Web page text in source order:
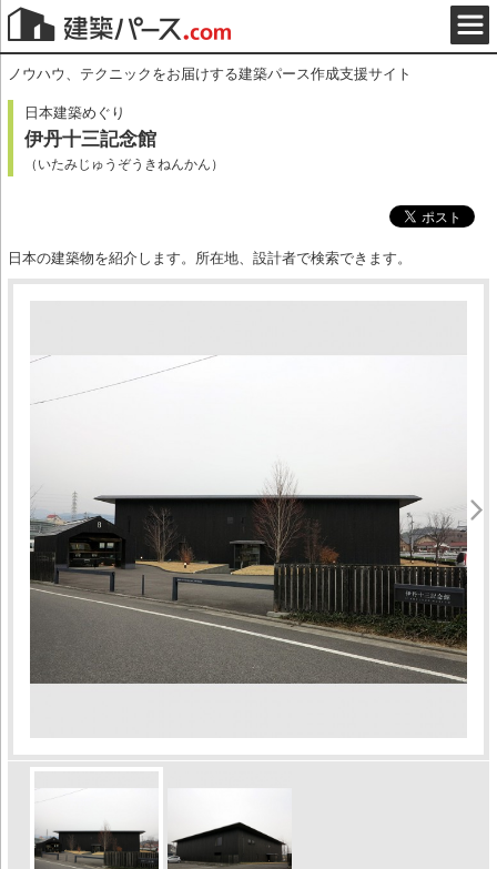
ノウハウ、テクニックをお届けする建築パース作成支援サイト
日本建築めぐり
伊丹十三記念館
（いたみじゅうぞうきねんかん）
日本の建築物を紹介します。所在地、設計者で検索できます。